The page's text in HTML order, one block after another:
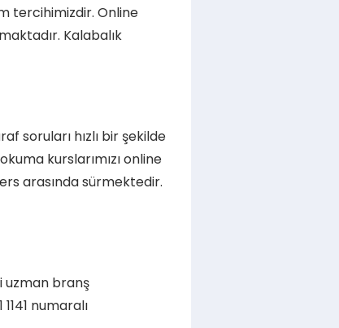
tercihimizdir. Online
Kalabalık
soruları hızlı bir şekilde
kurslarımızı online
arasında sürmektedir.
uzman branş
numaralı